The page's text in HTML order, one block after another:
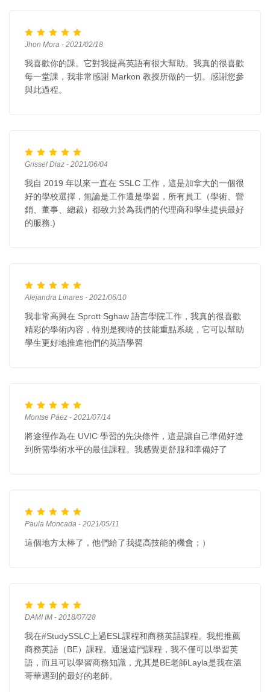
Jhon Mora - 2021/02/18
我喜歡你的課。它對我提高英語有很大幫助。我真的很喜歡
每一堂課，我非常感謝 Markon 教授所做的一切。感謝您參
與此過程。
Grissel Diaz - 2021/06/04
我自 2019 年以來一直在 SSLC 工作，這是加拿大的一個很
好的學校選擇，無論是工作還是學習，所有員工（學術、營
銷、董事、總裁）都致力於為我們的代理商和學生提供最好
的服務:)
Alejandra Linares - 2021/06/10
我非常高興在 Sprott Sghaw 語言學院工作，我真的很喜歡
精彩的學術內容，特別是獨特的技能重點系統，它可以幫助
學生更好地推進他們的英語學習
Montse Páez - 2021/07/14
將途徑作為在 UVIC 學習的先決條件，這是讓自己準備好達
到所需學術水平的最佳課程。我感覺更舒服和準備好了
Paula Moncada - 2021/05/11
這個地方太棒了，他們給了我提高技能的機會；）
DAMI IM - 2018/07/28
我在#StudySSLC上過ESL課程和商務英語課程。我想推薦
商務英語（BE）課程。通過這門課程，我不僅可以學習英
語，而且可以學習商務知識，尤其是BE老師Layla是我在溫
哥華遇到的最好的老師。